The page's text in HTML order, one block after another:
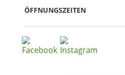
ÖFFNUNGSZEITEN